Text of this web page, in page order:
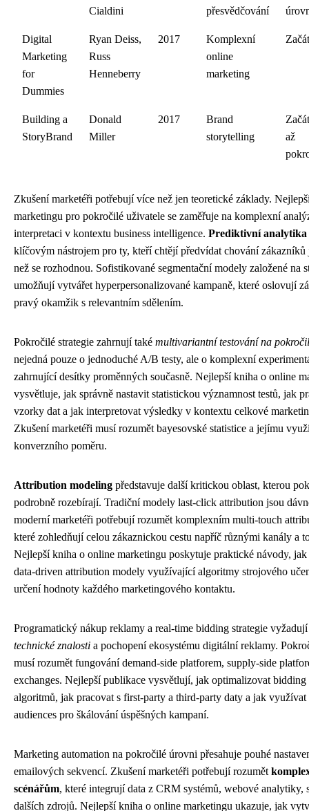
Cialdini
přesvědčování
Digital
Marketing
for
Dummies
Ryan Deiss,
Russ
Henneberry
2017
Komplexní
online
marketing
Building a
StoryBrand
Donald
Miller
2017
Brand
storytelling
až
Zkušení marketéři potřebují více než jen teoretické základy.
marketingu pro pokročilé uživatele se zaměřuje na komplexní
interpretaci v kontextu business intelligence. Prediktivní analytika
klíčovým nástrojem pro ty, kteří chtějí předvídat chování zákazníků
než se rozhodnou. Sofistikované segmentační modely založené na
umožňují vytvářet hyperpersonalizované kampaně, které oslovují
pravý okamžik s relevantním sdělením.
Pokročilé strategie zahrnují také multivariantní testování na
nejedná pouze o jednoduché A/B testy, ale o komplexní
zahrnující desítky proměnných současně. Nejlepší kniha o online
vysvětluje, jak správně nastavit statistickou významnost testů, jak
vzorky dat a jak interpretovat výsledky v kontextu celkové
Zkušení marketéři musí rozumět bayesovské statistice a jejímu
konverzního poměru.
Attribution modeling představuje další kritickou oblast, kterou
podrobně rozebírají. Tradiční modely last-click attribution jsou
moderní marketéři potřebují rozumět komplexním multi-touch
které zohledňují celou zákaznickou cestu napříč různými kanály a
Nejlepší kniha o online marketingu poskytuje praktické návody,
data-driven attribution modely využívající algoritmy strojového
určení hodnoty každého marketingového kontaktu.
Programatický nákup reklamy a real-time bidding strategie
technické znalosti a pochopení ekosystému digitální reklamy.
musí rozumět fungování demand-side platforem, supply-side
exchanges. Nejlepší publikace vysvětlují, jak optimalizovat bidding
algoritmů, jak pracovat s first-party a third-party daty a jak
audiences pro škálování úspěšných kampaní.
Marketing automation na pokročilé úrovni přesahuje pouhé
emailových sekvencí. Zkušení marketéři potřebují rozumět
scénářům, které integrují data z CRM systémů, webové analytiky,
dalších zdrojů. Nejlepší kniha o online marketingu ukazuje, jak